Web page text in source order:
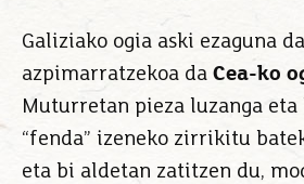
Galiziako ogia aski ezaguna
azpimarratzekoa da Cea-ko
Muturretan pieza luzanga
“fenda” izeneko zirrikitu
eta bi aldetan zatitzen du,